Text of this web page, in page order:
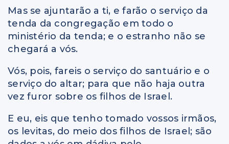
Mas se ajuntarão a ti, e farão o serviço da
tenda da congregação em todo o
ministério da tenda; e o estranho não se
chegará a vós.
Vós, pois, fareis o serviço do santuário e o
serviço do altar; para que não haja outra
vez furor sobre os filhos de Israel.
E eu, eis que tenho tomado vossos irmãos,
os levitas, do meio dos filhos de Israel; são